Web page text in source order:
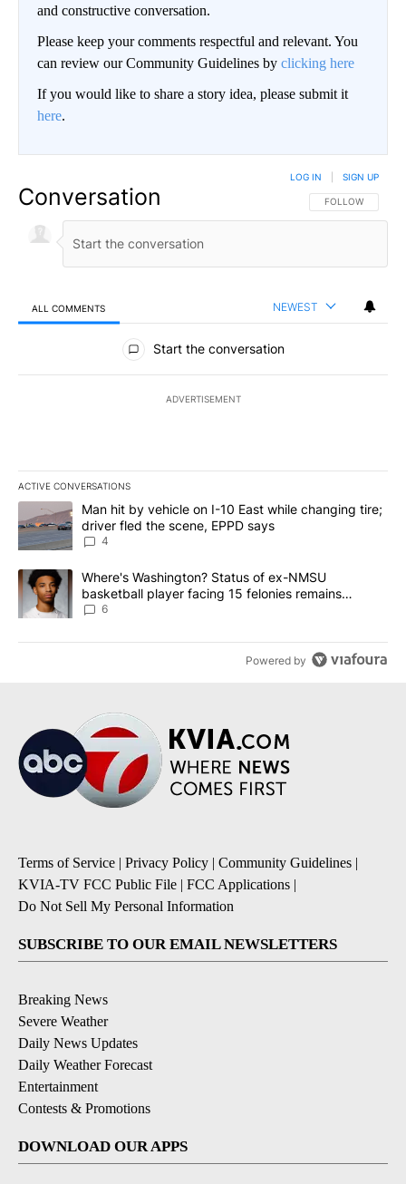
and constructive conversation.
Please keep your comments respectful and relevant. You
can review our Community Guidelines by clicking here
If you would like to share a story idea, please submit it
here.
Conversation FOLLOW THIS
FOLLOW
LOG IN SIGN UP
ALL COMMENTS NEWEST
All Comments
Start the conversation
ADVERTISEMENT
ACTIVE CONVERSATIONS
The following is a list of the most commented articles in the last
A trending article titled "Man hit by vehicle on I-10 East while
Man hit by vehicle on I-10 East while changing tire;
driver fled the scene, EPPD says
4
A trending article titled "Where's Washington? Status of ex-
Where's Washington? Status of ex-NMSU
basketball player facing 15 felonies remains
unknown
6
Powered by
Terms of Service | Privacy Policy | Community Guidelines |
KVIA-TV FCC Public File | FCC Applications |
Do Not Sell My Personal Information
SUBSCRIBE TO OUR EMAIL NEWSLETTERS
Breaking News
Severe Weather
Daily News Updates
Daily Weather Forecast
Entertainment
Contests & Promotions
DOWNLOAD OUR APPS